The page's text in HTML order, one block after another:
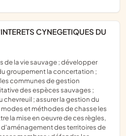
groupement la concertation ;
communes de gestion
des espèces sauvages ;
chevreuil ; assurer la gestion du
et méthodes de chasse les
la mise en oeuvre de ces règles,
des territoires de